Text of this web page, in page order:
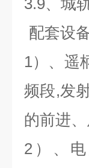
3.9、 城
配套设
1）、遥
频段,发
的前进、
2）、